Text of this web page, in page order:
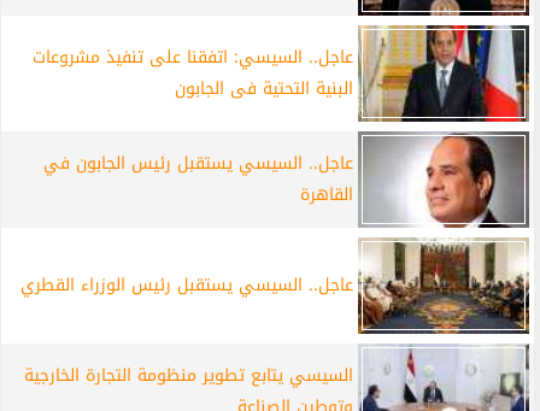
عاجل.. السيسي: اتفقنا على تنفيذ مشروعات
البنية التحتية فى الجابون
عاجل.. السيسي يستقبل رئيس الجابون في
القاهرة
عاجل.. السيسي يستقبل رئيس الوزراء القطري
السيسي يتابع تطوير منظومة التجارة الخارجية